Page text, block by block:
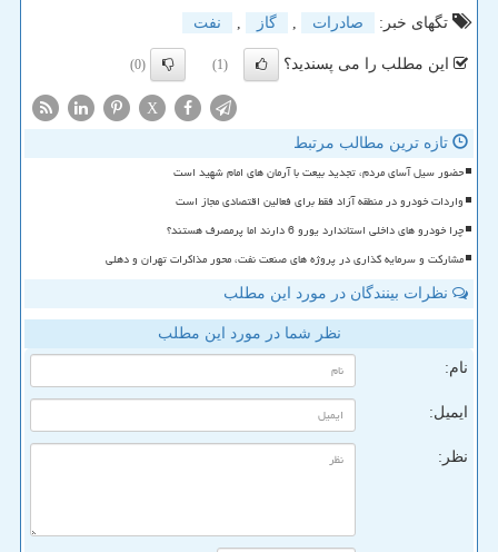
تگهای خبر:
صادرات , گاز , نفت
این مطلب را می پسندید؟ (1)
(0)
X
تازه ترین مطالب مرتبط
حضور سیل آسای مردم، تجدید بیعت با آرمان های امام شهید است
واردات خودرو در منطقه آزاد فقط برای فعالین اقتصادی مجاز است
چرا خودرو های داخلی استاندارد یورو 6 دارند اما پرمصرف هستند؟
مشارکت و سرمایه گذاری در پروژه های صنعت نفت، محور مذاکرات تهران و دهلی
نظرات بینندگان در مورد این مطلب
نظر شما در مورد این مطلب
نام:
ایمیل:
نظر: